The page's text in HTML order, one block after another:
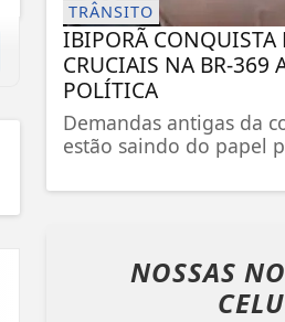
TRÂNSITO
IBIPORÃ CONQUISTA
CRUCIAIS NA BR-369
POLÍTICA
Demandas antigas da
estão saindo do papel
NOSSAS